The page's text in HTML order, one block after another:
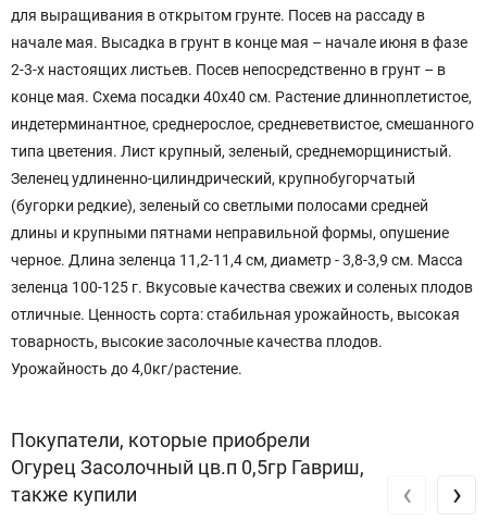
для выращивания в открытом грунте. Посев на рассаду в
начале мая. Высадка в грунт в конце мая – начале июня в фазе
2-3-х настоящих листьев. Посев непосредственно в грунт – в
конце мая. Схема посадки 40х40 см. Растение длинноплетистое,
индетерминантное, среднерослое, средневетвистое, смешанного
типа цветения. Лист крупный, зеленый, среднеморщинистый.
Зеленец удлиненно-цилиндрический, крупнобугорчатый
(бугорки редкие), зеленый со светлыми полосами средней
длины и крупными пятнами неправильной формы, опушение
черное. Длина зеленца 11,2-11,4 см, диаметр - 3,8-3,9 см. Масса
зеленца 100-125 г. Вкусовые качества свежих и соленых плодов
отличные. Ценность сорта: стабильная урожайность, высокая
товарность, высокие засолочные качества плодов.
Урожайность до 4,0кг/растение.
Покупатели, которые приобрели
Огурец Засолочный цв.п 0,5гр Гавриш,
также купили
‹ ›